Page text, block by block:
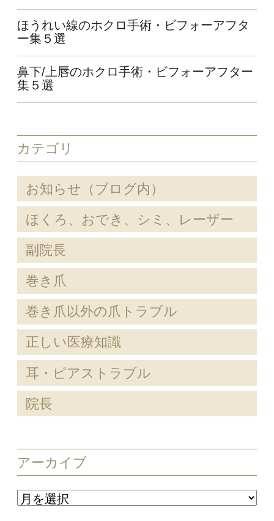
ほうれい線のホクロ手術・ビフォーアフタ
ー集５選
鼻下/上唇のホクロ手術・ビフォーアフター
集５選
カテゴリ
お知らせ（ブログ内）
ほくろ、おでき、シミ、レーザー
副院長
巻き爪
巻き爪以外の爪トラブル
正しい医療知識
耳・ピアストラブル
院長
アーカイブ